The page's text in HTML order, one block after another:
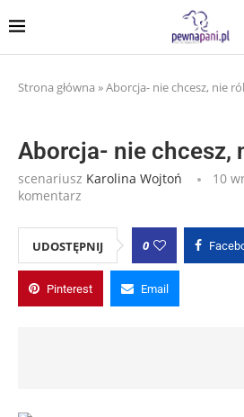
Strona główna »Aborcja- nie chcesz, nie
Aborcja- nie chcesz,
scenariusz Karolina Wojtoń 10
komentarz
UDOSTĘPNIJ 0
Pinterest Email